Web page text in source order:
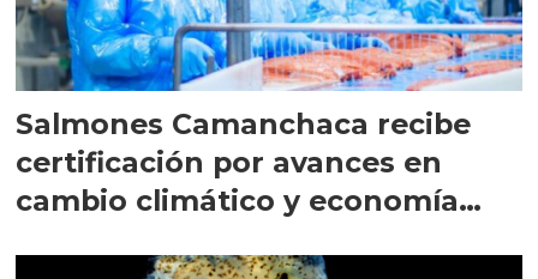
Salmones Camanchaca recibe
certificación por avances en
cambio climático y economía